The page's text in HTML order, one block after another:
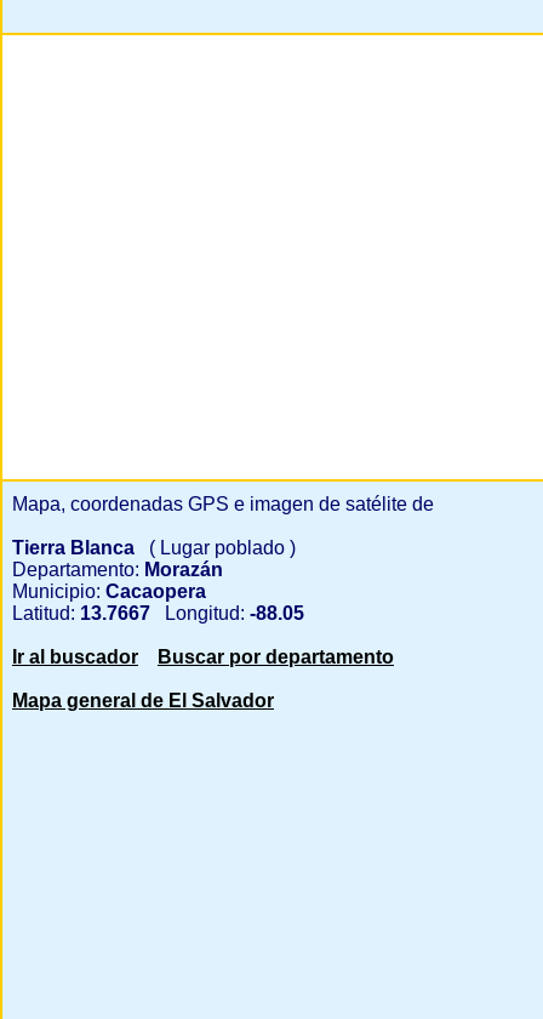
Mapa, coordenadas GPS e imagen de satélite de
Tierra Blanca
( Lugar poblado )
Departamento: Morazán
Municipio: Cacaopera
Latitud: 13.7667 Longitud: -88.05
Ir al buscador Buscar por departamento
Mapa general de El Salvador